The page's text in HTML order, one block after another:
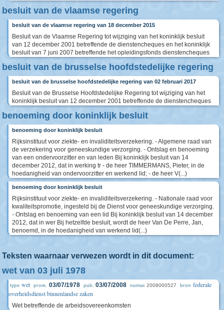
besluit van de vlaamse regering
besluit van de vlaamse regering van 18 december 2015
Besluit van de Vlaamse Regering tot wijziging van het koninklijk besluit
van 12 december 2001 betreffende de dienstencheques en het koninklijk
besluit van 7 juni 2007 betreffende het opleidingsfonds dienstencheques
besluit van de brusselse hoofdstedelijke regering
besluit van de brusselse hoofdstedelijke regering van 02 februari 2017
Besluit van de Brusselse Hoofdstedelijke Regering tot wijziging van het
koninklijk besluit van 12 december 2001 betreffende de dienstencheques
benoeming door koninklijk besluit
benoeming door koninklijk besluit
Rijksinstituut voor ziekte- en invaliditeitsverzekering. - Algemene raad van
de verzekering voor geneeskundige verzorging. - Ontslag en benoeming
van een ondervoorzitter en van leden Bij koninklijk besluit van 14
december 2012, dat in werking tr - de heer TIMMERMANS, Pieter, in de
hoedanigheid van ondervoorzitter en werkend lid; - de heer V(...)
benoeming door koninklijk besluit
Rijksinstituut voor ziekte- en invaliditeitsverzekering. - Nationale raad voor
kwaliteitspromotie, ingesteld bij de Dienst voor geneeskundige verzorging.
- Ontslag en benoeming van een lid Bij koninklijk besluit van 14 december
2012, dat in wer Bij hetzelfde besluit, wordt de heer Van De Perre, Jan,
benoemd, in de hoedanigheid van werkend lid(...)
Teksten waarnaar verwezen wordt in dit document:
wet van 03 juli 1978
type wet prom. 03/07/1978 pub. 03/07/2008 numac 2008000527 bron federale
overheidsdienst binnenlandse zaken
Wet betreffende de arbeidsovereenkomsten